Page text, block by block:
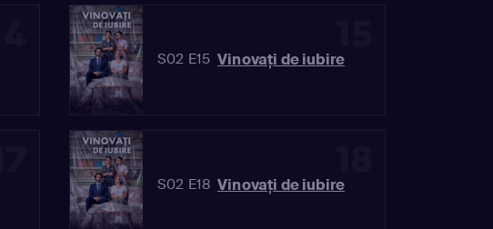
S02 E15 Vinovaţi de iubire
S02 E18 Vinovaţi de iubire